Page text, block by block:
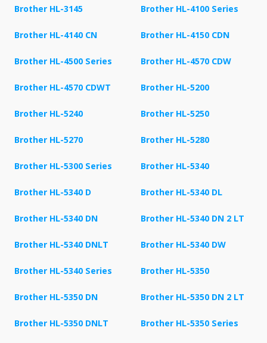
Brother HL-3145 Brother HL-4100 Series
Brother HL-4140 CN Brother HL-4150 CDN
Brother HL-4500 Series Brother HL-4570 CDW
Brother HL-4570 CDWT Brother HL-5200
Brother HL-5240 Brother HL-5250
Brother HL-5270 Brother HL-5280
Brother HL-5300 Series Brother HL-5340
Brother HL-5340 D Brother HL-5340 DL
Brother HL-5340 DN Brother HL-5340 DN 2 LT
Brother HL-5340 DNLT Brother HL-5340 DW
Brother HL-5340 Series Brother HL-5350
Brother HL-5350 DN Brother HL-5350 DN 2 LT
Brother HL-5350 DNLT Brother HL-5350 Series